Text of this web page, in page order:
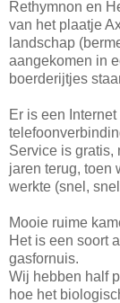
Rethymnon en
van het plaatje
landschap
aangekomen in
boerderijtjes
Er is een
Service is gratis,
jaren terug, toen
werkte (snel,
Mooie ruime
Het is een soort
gasfornuis.
Wij hebben half
hoe het